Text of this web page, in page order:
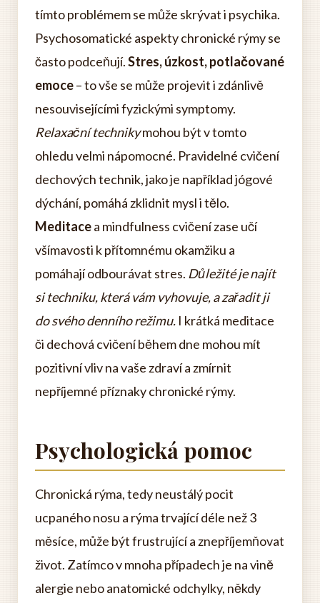
tímto problémem se může skrývat i psychika.
Psychosomatické aspekty chronické rýmy se
často podceňují.Stres, úzkost, potlačované
emoce– to vše se může projevit i zdánlivě
nesouvisejícími fyzickými symptomy.
Relaxační technikymohou být v tomto
ohledu velmi nápomocné. Pravidelné cvičení
dechových technik, jako je například jógové
dýchání, pomáhá zklidnit mysl i tělo.
Meditacea mindfulness cvičení zase učí
všímavosti k přítomnému okamžiku a
pomáhají odbourávat stres. Důležité je najít
si techniku, která vám vyhovuje, a zařadit ji
do svého denního režimu. I krátká meditace
či dechová cvičení během dne mohou mít
pozitivní vliv na vaše zdraví a zmírnit
nepříjemné příznaky chronické rýmy.
Psychologická pomoc
Chronická rýma, tedy neustálý pocit
ucpaného nosu a rýma trvající déle než 3
měsíce, může být frustrující a znepříjemňovat
život. Zatímco v mnoha případech je na vině
alergie nebo anatomické odchylky, někdy